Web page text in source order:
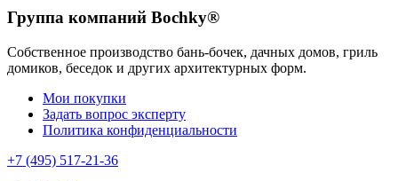
Группа компаний Bochky®
Собственное производство бань-бочек, дачных домов, гриль
домиков, беседок и других архитектурных форм.
Мои покупки
Задать вопрос эксперту
Политика конфиденциальности
+7 (495) 517-21-36